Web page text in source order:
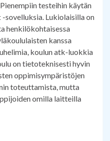
testeihin käytän
-sovelluksia. Lukiolaisilla on
henkilökohtaisessa
kanssa
koulun atk-luokkia
on tietoteknisesti hyvin
oppimisympäristöjen
toteuttamista, mutta
omilla laitteilla